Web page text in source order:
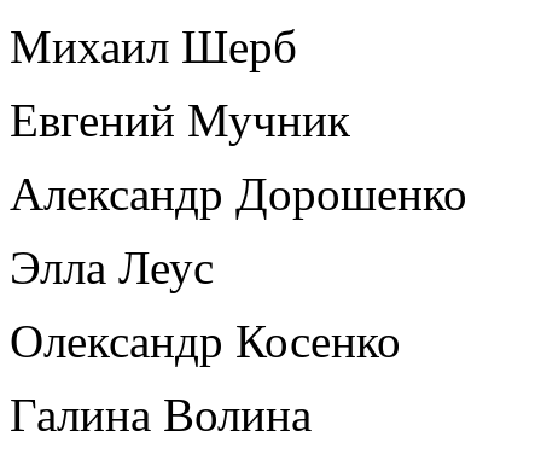
Михаил Шерб
Евгений Мучник
Александр Дорошенко
Элла Леус
Олександр Косенко
Галина Волина